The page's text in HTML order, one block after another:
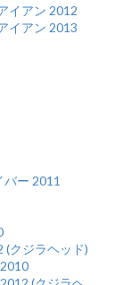
イアン 2012
イアン 2013
ー 2011
(クジラヘッド)